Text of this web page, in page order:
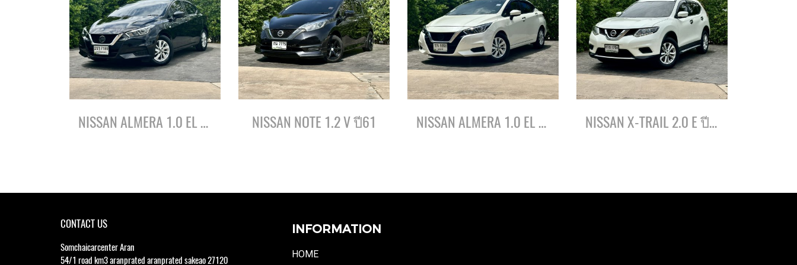
NISSAN ALMERA 1.0 EL ปี64 NISSAN NOTE 1.2 V ปี61 NISSAN ALMERA 1.0 EL ปี65 NISSAN X-TRAIL 2.0 E ปี62
CONTACT US
Somchaicarcenter Aran
54/1 road km3 aranprated aranprated sakeao 27120
INFORMATION
HOME